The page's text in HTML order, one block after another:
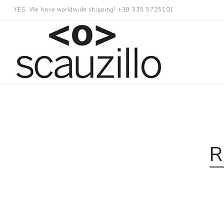
YES, We have worldwide shipping! +39 335 5725101